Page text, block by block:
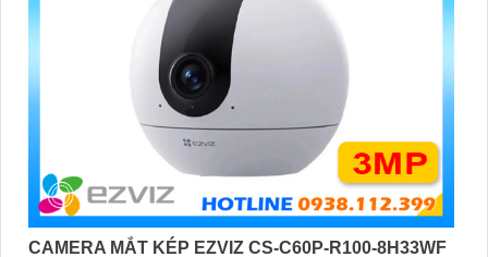
CAMERA MẮT KÉP EZVIZ CS-C60P-R100-8H33WF